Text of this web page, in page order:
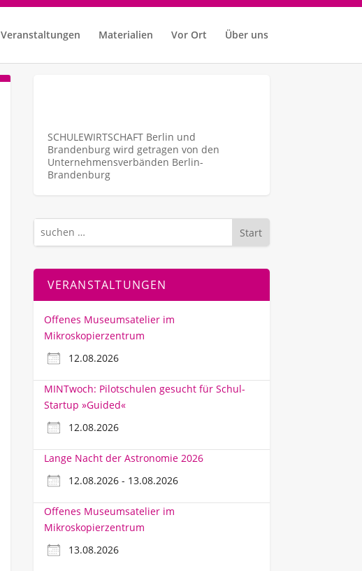
Veranstaltungen Materialien Vor Ort Über uns
SCHULEWIRTSCHAFT Berlin und
Brandenburg wird getragen von den
Unternehmens­verbänden Berlin-
Brandenburg
Start
VERANSTALTUNGEN
Offenes Museumsatelier im
Mikroskopierzentrum
12.08.2026
MINTwoch: Pilotschulen gesucht für Schul-
Startup »Guided«
12.08.2026
Lange Nacht der Astronomie 2026
12.08.2026 - 13.08.2026
Offenes Museumsatelier im
Mikroskopierzentrum
13.08.2026